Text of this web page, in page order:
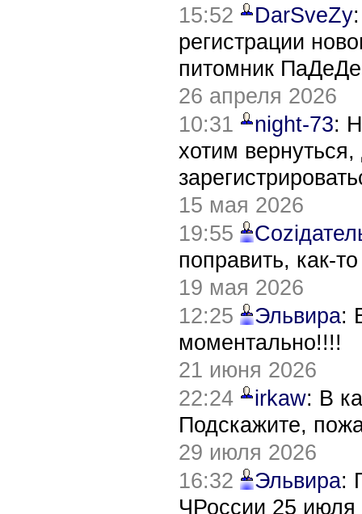
15:52
DarSveZy
регистрации
питомник
26 апреля 2026
10:31
night-73:
хотим
15 мая 2026
19:55
поправить, как-
19 мая 2026
12:25
Эльвира:
моментально!!!!
21 июня 2026
22:24
irkaw: В
Подскажите,
29 июля 2026
16:32
Эльвира:
ЧРоссии 25 июля